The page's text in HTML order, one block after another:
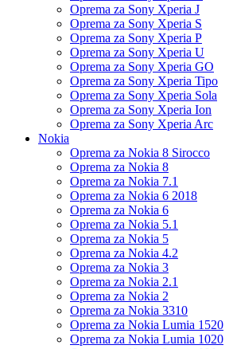
Oprema za Sony Xperia J
Oprema za Sony Xperia S
Oprema za Sony Xperia P
Oprema za Sony Xperia U
Oprema za Sony Xperia GO
Oprema za Sony Xperia Tipo
Oprema za Sony Xperia Sola
Oprema za Sony Xperia Ion
Oprema za Sony Xperia Arc
Nokia
Oprema za Nokia 8 Sirocco
Oprema za Nokia 8
Oprema za Nokia 7.1
Oprema za Nokia 6 2018
Oprema za Nokia 6
Oprema za Nokia 5.1
Oprema za Nokia 5
Oprema za Nokia 4.2
Oprema za Nokia 3
Oprema za Nokia 2.1
Oprema za Nokia 2
Oprema za Nokia 3310
Oprema za Nokia Lumia 1520
Oprema za Nokia Lumia 1020